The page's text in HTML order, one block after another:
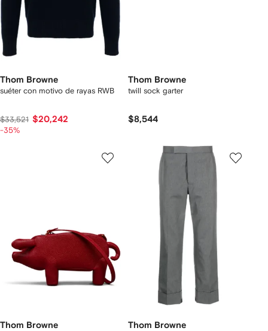
Thom Browne
suéter con motivo de rayas RWB
$33,521 $20,242
-35%
Thom Browne
twill sock garter
$8,544
Thom Browne Thom Browne